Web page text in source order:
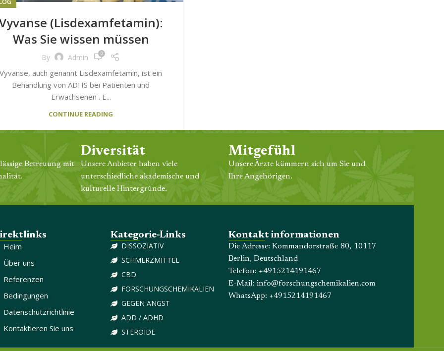
(Lisdexamfetamin):
Was Sie wissen müssen
By Admin 0
Vyvanse, auch genannt Lisdexamfetamin, ist ein
Behandlung von ADHS bei Patienten und
Erwachsenen . E...
CONTINUE READING
Betreuung mit
Diversität
Unsere Anbieter haben viele
unterschiedliche akademische und
kulturelle Hintergründe.
Mitgefühl
Unsere Ärzte kümmern sich um Sie und
Ihre Angehörigen.
Heim
Über uns
Referenzen
Bedingungen
Datenschutzrichtlinie
Kontaktieren Sie uns
Kategorie-Links
DISSOZIATIV
SCHMERZMITTEL
CBD
FORSCHUNGSCHEMIKALIEN
GEGEN ANGST
ADD / ADHD
STEROIDE
Kontakt informationen
Die Adresse: Kommandorstraße 80, 10117
Berlin, Deutschland
Telefon: +4915214191467
E-Mail: info@forschungschemikalien.com
WhatsApp: +4915214191467